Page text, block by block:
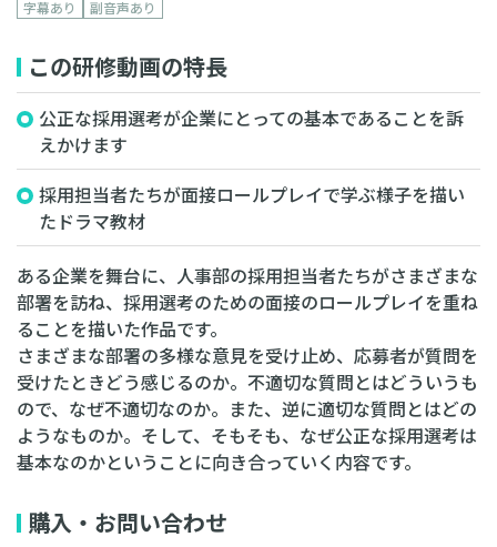
字幕あり 副音声あり
この研修動画の特長
公正な採用選考が企業にとっての基本であることを訴
えかけます
採用担当者たちが面接ロールプレイで学ぶ様子を描い
たドラマ教材
ある企業を舞台に、人事部の採用担当者たちがさまざまな
部署を訪ね、採用選考のための面接のロールプレイを重ね
ることを描いた作品です。
さまざまな部署の多様な意見を受け止め、応募者が質問を
受けたときどう感じるのか。不適切な質問とはどういうも
ので、なぜ不適切なのか。また、逆に適切な質問とはどの
ようなものか。そして、そもそも、なぜ公正な採用選考は
基本なのかということに向き合っていく内容です。
購入・お問い合わせ